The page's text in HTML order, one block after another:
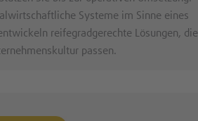
Systeme im Sinne eines
reifegradgerechte Lösungen, die
passen.